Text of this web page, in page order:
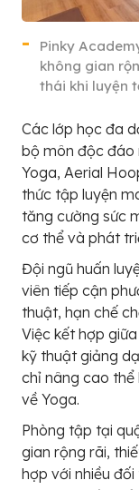
Pinky
không gian
thái khi luyện
Các lớp học đa
bộ môn độc đáo
Yoga, Aerial
thức tập luyện
tăng cường sức
cơ thể và phát
Đội ngũ huấn
viên tiếp cận
thuật, hạn chế
Việc kết hợp
kỹ thuật giảng
chỉ nâng cao thể
về Yoga.
Phòng tập tại
gian rộng rãi,
hợp với nhiều